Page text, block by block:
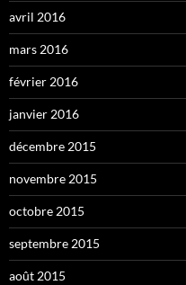
avril 2016
mars 2016
février 2016
janvier 2016
décembre 2015
novembre 2015
octobre 2015
septembre 2015
août 2015